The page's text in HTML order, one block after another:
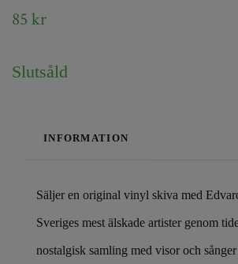
85 kr
Slutsåld
INFORMATION
Säljer en original vinyl skiva med
Sveriges mest älskade artister genom
nostalgisk samling med visor och